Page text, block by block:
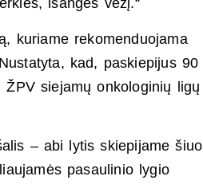
išangės vėžį.“
kuriame rekomenduojama
kad, paskiepijus 90
siejamų onkologinių ligų
– abi lytis skiepijame šiuo
pasaulinio lygio